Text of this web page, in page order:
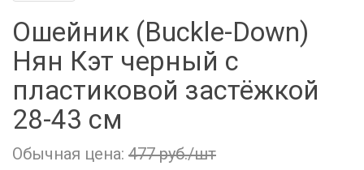
Электронная маркировка коров
Держатели лизунцов
Ошейник (Buckle-Down)
Нян Кэт черный с
пластиковой застёжкой
28-43 см
Обычная цена: 477 руб./шт